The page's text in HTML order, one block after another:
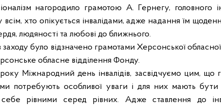
нагородило грамотою А. Гернегу, головного
хто опікується інвалідами, адже надання їм
людяності та любові до ближнього.
заходу було відзначено грамотами Херсонської
обласне відділення Фонду.
Міжнародний день інвалідів, засвідчуємо цим,
потребують особливої уваги і для них мають бути
себе рівними серед рівних. Адже ставлення до